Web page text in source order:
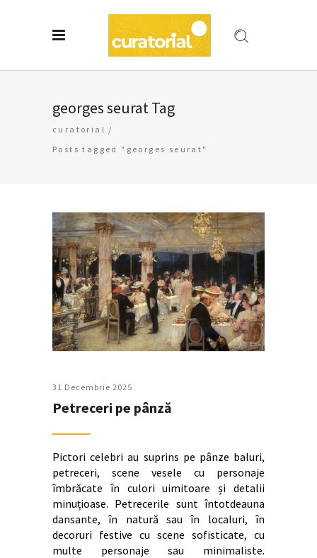
georges seurat Tag
curatorial /
Posts tagged "georges seurat"
31 Decembrie 2025
Petreceri pe pânză
Pictori celebri au suprins pe pânze baluri,
petreceri, scene vesele cu personaje
îmbrăcate în culori uimitoare și detalii
minuțioase. Petrecerile sunt întotdeauna
dansante, în natură sau în localuri, în
decoruri festive cu scene sofisticate, cu
multe personaje sau minimaliste.